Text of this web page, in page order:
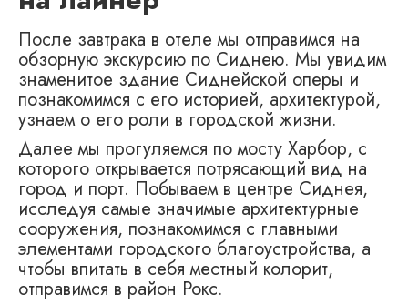
После завтрака в отеле мы отправимся на
обзорную экскурсию по Сиднею. Мы увидим
знаменитое здание Сиднейской оперы и
познакомимся с его историей, архитектурой,
узнаем о его роли в городской жизни.
Далее мы прогуляемся по мосту Харбор, с
которого открывается потрясающий вид на
город и порт. Побываем в центре Сиднея,
исследуя самые значимые архитектурные
сооружения, познакомимся с главными
элементами городского благоустройства, а
чтобы впитать в себя местный колорит,
отправимся в район Рокс.